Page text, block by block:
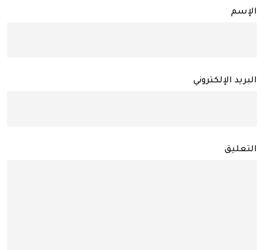
الإسم
البريد الإلكتروني
التعليق